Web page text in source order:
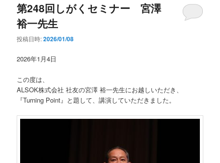
第248回しがくセミナー 宮澤
裕一先生
投稿日時:2026/01/08
2026年1月4日
この度は、
ALSOK株式会社 社友の宮澤 裕一先生にお越しいただき、
『Turning Point』と題して、講演していただきました。